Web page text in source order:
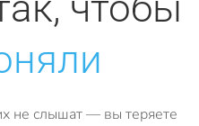
не слышат — вы теряете